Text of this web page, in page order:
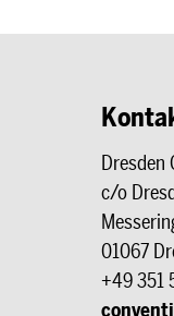
Dresden
c/o
01067
+49 351